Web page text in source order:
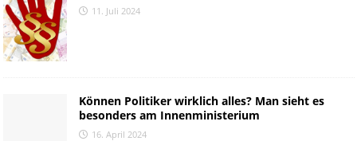
11. Juli 2024
Können Politiker wirklich alles? Man sieht es
besonders am Innenministerium
16. April 2024